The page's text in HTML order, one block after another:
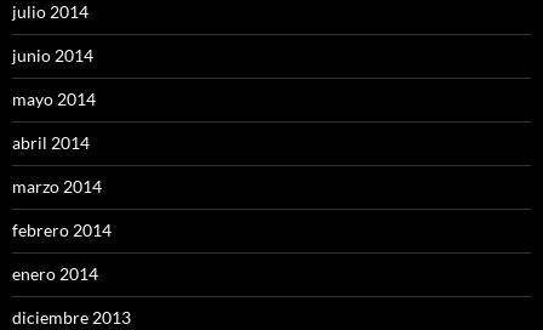
julio 2014
junio 2014
mayo 2014
abril 2014
marzo 2014
febrero 2014
enero 2014
diciembre 2013